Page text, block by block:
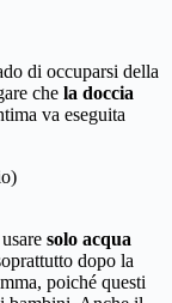
di occuparsi della
che la doccia
va eseguita
solo acqua
dopo la
poiché questi